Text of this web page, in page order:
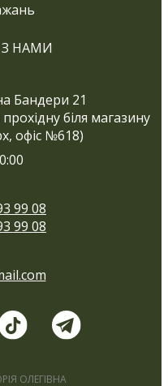
З НАМИ
Бандери 21
біля магазину
офіс №618)
99 08
99 08
ОЛЕГІВНА